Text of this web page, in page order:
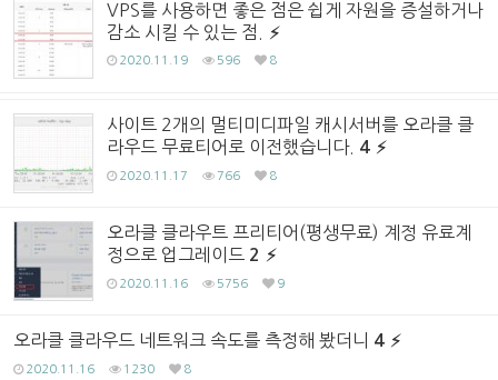
VPS를 사용하면 좋은 점은 쉽게 자원을 증설하거나
감소 시킬 수 있는 점.
2020.11.19 596 8
사이트 2개의 멀티미디파일 캐시서버를 오라클 클
라우드 무료티어로 이전했습니다. 4
2020.11.17 766 8
오라클 클라우트 프리티어(평생무료) 계정 유료계
정으로 업그레이드 2
2020.11.16 5756 9
오라클 클라우드 네트워크 속도를 측정해 봤더니 4
2020.11.16 1230 8